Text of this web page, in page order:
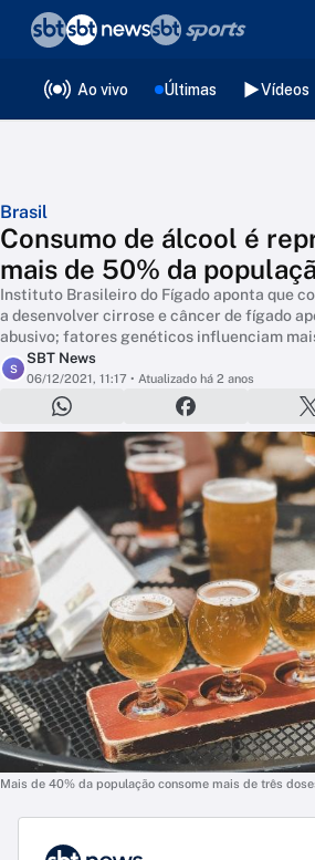
Ao vivo Últimas Vídeos
Brasil
Consumo de álcool é
mais de 50% da
Instituto Brasileiro do Fígado aponta que
a desenvolver cirrose e câncer de fígado
abusivo; fatores genéticos influenciam
S
SBT News
06/12/2021, 11:17 • Atualizado há 2 anos
Mais de 40% da população consome mais de três
❮voltar
Editorias